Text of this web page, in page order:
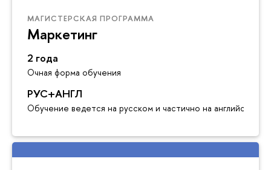
МАГИСТЕРСКАЯ ПРОГРАММА
Маркетинг
2 года
Очная форма обучения
РУС+АНГЛ
Обучение ведется на русском и частично на английском